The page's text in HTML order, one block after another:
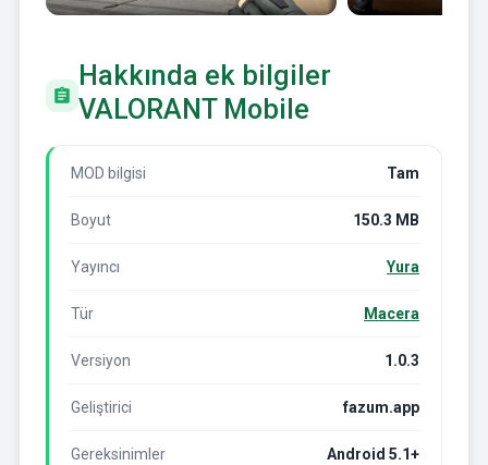
Hakkında ek bilgiler
VALORANT Mobile
MOD bilgisi Tam
Boyut 150.3 MB
Yayıncı Yura
Tür Macera
Versiyon 1.0.3
Geliştirici fazum.app
Gereksinimler Android 5.1+